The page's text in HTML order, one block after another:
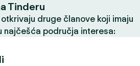
Tinderu
druge članove koji imaju
najčešća područja interesa: